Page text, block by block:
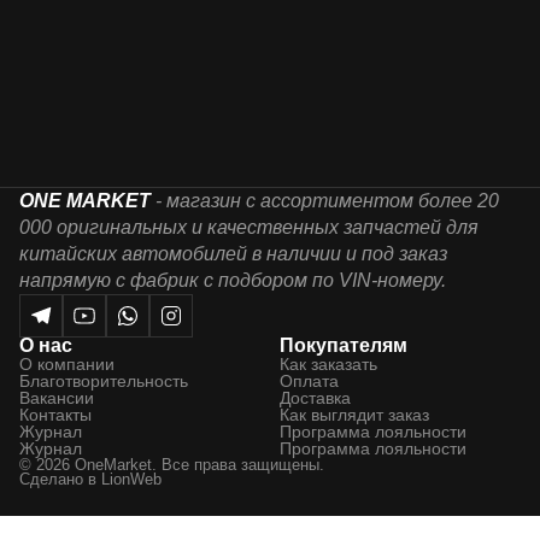
ONE MARKET - магазин с ассортиментом более 20
000 оригинальных и качественных запчастей для
китайских автомобилей в наличии и под заказ
напрямую с фабрик с подбором по VIN-номеру.
О нас
О компании
Благотворительность
Вакансии
Контакты
Журнал
Журнал
Покупателям
Как заказать
Оплата
Доставка
Как выглядит заказ
Программа лояльности
Программа лояльности
© 2026 OneMarket. Все права защищены.
Сделано в LionWeb